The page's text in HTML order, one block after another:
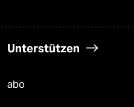
Unterstützen
abo